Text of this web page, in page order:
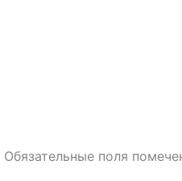
Обязательные поля